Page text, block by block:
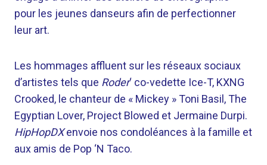
pour les jeunes danseurs afin de perfectionner
leur art.
Les hommages affluent sur les réseaux sociaux
d’artistes tels que Roder‘ co-vedette Ice-T, KXNG
Crooked, le chanteur de « Mickey » Toni Basil, The
Egyptian Lover, Project Blowed et Jermaine Durpi.
HipHopDXenvoie nos condoléances à la famille et
aux amis de Pop ‘N Taco.